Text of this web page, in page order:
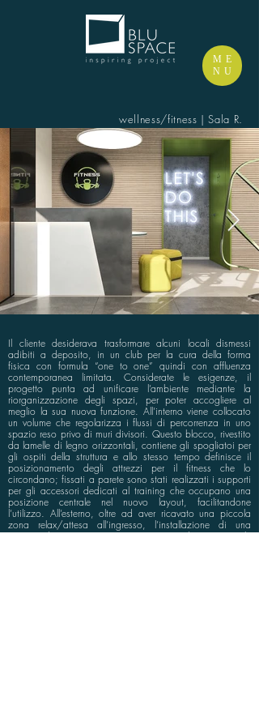
ME
NU
wellness/fitness | Sala R.
Il cliente desiderava trasformare alcuni locali dismessi
adibiti a deposito, in un club per la cura della forma
fisica con formula “one to one” quindi con affluenza
contemporanea limitata. Considerate le esigenze, il
progetto punta ad unificare l’ambiente mediante la
riorganizzazione degli spazi, per poter accogliere al
meglio la sua nuova funzione. All’interno viene collocato
un volume che regolarizza i flussi di percorrenza in uno
spazio reso privo di muri divisori. Questo blocco, rivestito
da lamelle di legno orizzontali, contiene gli spogliatoi per
gli ospiti della struttura e allo stesso tempo definisce il
posizionamento degli attrezzi per il fitness che lo
circondano; fissati a parete sono stati realizzati i supporti
per gli accessori dedicati al training che occupano una
posizione centrale nel nuovo layout, facilitandone
l’utilizzo. All’esterno, oltre ad aver ricavato una piccola
zona relax/attesa all’ingresso, l’installazione di una
pergotenda genera una nuova area predisposta per le